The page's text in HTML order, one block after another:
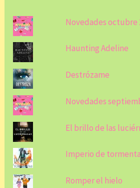
Novedades octubre
Haunting Adeline
Destrózame
Novedades
El brillo de las
Imperio de
Romper el hielo